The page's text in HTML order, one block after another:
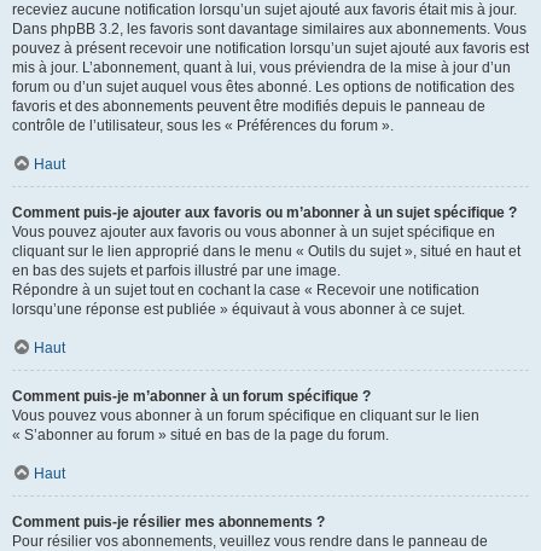
receviez aucune notification lorsqu’un sujet ajouté aux favoris était mis à jour.
Dans phpBB 3.2, les favoris sont davantage similaires aux abonnements. Vous
pouvez à présent recevoir une notification lorsqu’un sujet ajouté aux favoris est
mis à jour. L’abonnement, quant à lui, vous préviendra de la mise à jour d’un
forum ou d’un sujet auquel vous êtes abonné. Les options de notification des
favoris et des abonnements peuvent être modifiés depuis le panneau de
contrôle de l’utilisateur, sous les « Préférences du forum ».
Haut
Comment puis-je ajouter aux favoris ou m’abonner à un sujet spécifique ?
Vous pouvez ajouter aux favoris ou vous abonner à un sujet spécifique en
cliquant sur le lien approprié dans le menu « Outils du sujet », situé en haut et
en bas des sujets et parfois illustré par une image.
Répondre à un sujet tout en cochant la case « Recevoir une notification
lorsqu’une réponse est publiée » équivaut à vous abonner à ce sujet.
Haut
Comment puis-je m’abonner à un forum spécifique ?
Vous pouvez vous abonner à un forum spécifique en cliquant sur le lien
« S’abonner au forum » situé en bas de la page du forum.
Haut
Comment puis-je résilier mes abonnements ?
Pour résilier vos abonnements, veuillez vous rendre dans le panneau de